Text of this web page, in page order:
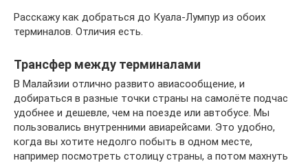
Расскажу как добраться до Куала-Лумпур из обоих
терминалов. Отличия есть.
Трансфер между терминалами
В Малайзии отлично развито авиасообщение, и
добираться в разные точки страны на самолёте подчас
удобнее и дешевле, чем на поезде или автобусе. Мы
пользовались внутренними авиарейсами. Это удобно,
когда вы хотите недолго побыть в одном месте,
например посмотреть столицу страны, а потом махнуть